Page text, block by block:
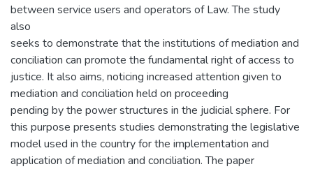
between service users and operators of Law. The study
also
seeks to demonstrate that the institutions of mediation and
conciliation can promote the fundamental right of access to
justice. It also aims, noticing increased attention given to
mediation and conciliation held on proceeding
pending by the power structures in the judicial sphere. For
this purpose presents studies demonstrating the legislative
model used in the country for the implementation and
application of mediation and conciliation. The paper